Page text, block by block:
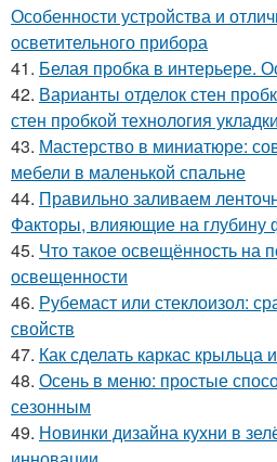
Особенности устройства и
осветительного прибора
41. Белая пробка в интерьере.
42. Варианты отделок стен
стен пробкой технология укладки
43. Мастерство в миниатюре:
мебели в маленькой спальне
44. Правильно заливаем
Факторы, влияющие на глубину
45. Что такое освещённость на
освещенности
46. Рубемаст или стеклоизол:
свойств
47. Как сделать каркас крыльца
48. Осень в меню: простые
сезонным
49. Новинки дизайна кухни в